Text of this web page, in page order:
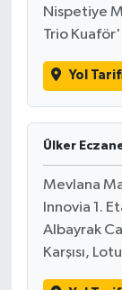
Nispetiye
Trio
Yol
Ülker
Mevlana
Innovia 1.
Albayrak
Karşısı,